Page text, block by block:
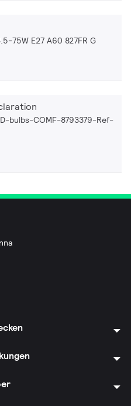
75W E27 A60 827FR G
bulbs-COMF-8793379-Ref-